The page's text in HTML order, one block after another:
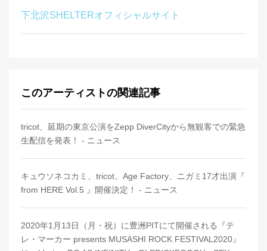
下北沢SHELTERオフィシャルサイト
このアーティストの関連記事
tricot、延期の東京公演をZepp DiverCityから無観客での緊急
生配信を発表！ - ニュース
キュウソネコカミ、tricot、Age Factory、ニガミ17才出演『
from HERE Vol.5 』開催決定！ - ニュース
2020年1月13日（月・祝）に豊洲PITにて開催される『テ
レ・マーカー presents MUSASHI ROCK FESTIVAL2020』